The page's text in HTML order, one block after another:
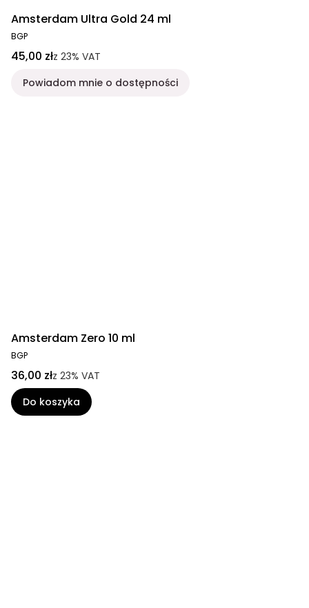
Amsterdam Ultra Gold 24 ml
BGP
45,00 złz 23% VAT
Powiadom mnie o dostępności
Amsterdam Zero 10 ml
BGP
36,00 złz 23% VAT
Do koszyka